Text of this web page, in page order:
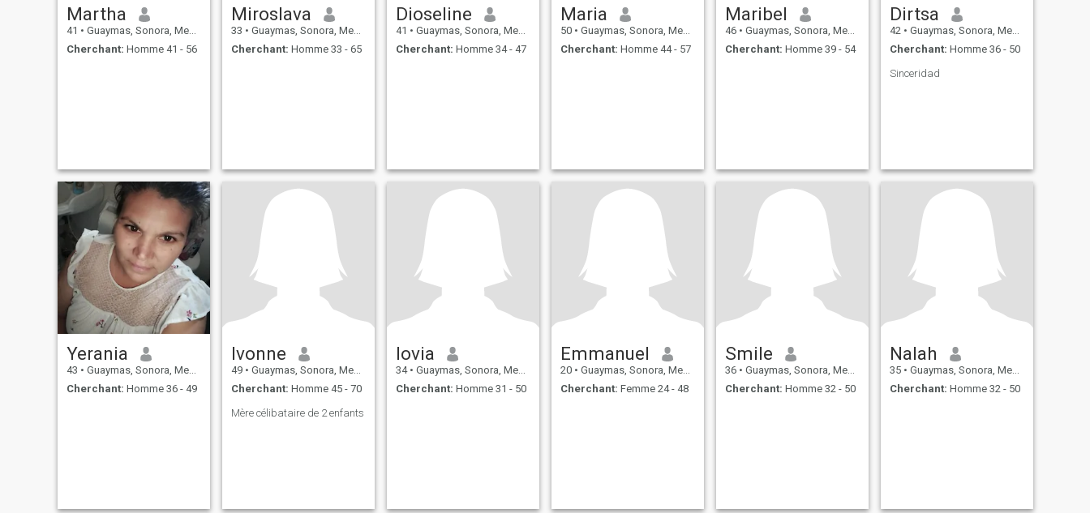
Martha
41 • Guaymas, Sonora, Mexique
Cherchant: Homme 41 - 56
Miroslava
33 • Guaymas, Sonora, Mexique
Cherchant: Homme 33 - 65
Dioseline
41 • Guaymas, Sonora, Mexique
Cherchant: Homme 34 - 47
Maria
50 • Guaymas, Sonora, Mexique
Cherchant: Homme 44 - 57
Maribel
46 • Guaymas, Sonora, Mexique
Cherchant: Homme 39 - 54
Dirtsa
42 • Guaymas, Sonora, Mexique
Cherchant: Homme 36 - 50
Sinceridad
Yerania
43 • Guaymas, Sonora, Mexique
Cherchant: Homme 36 - 49
Ivonne
49 • Guaymas, Sonora, Mexique
Cherchant: Homme 45 - 70
Mère célibataire de 2 enfants
lovia
34 • Guaymas, Sonora, Mexique
Cherchant: Homme 31 - 50
Emmanuel
20 • Guaymas, Sonora, Mexique
Cherchant: Femme 24 - 48
Smile
36 • Guaymas, Sonora, Mexique
Cherchant: Homme 32 - 50
Nalah
35 • Guaymas, Sonora, Mexique
Cherchant: Homme 32 - 50